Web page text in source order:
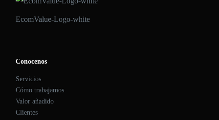
EcomValue-Logo-white
Conocenos
Servicios
Cómo trabajamos
Valor añadido
Clientes